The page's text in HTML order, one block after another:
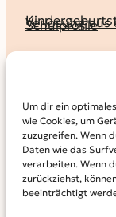
Um dir ein
wie Cookies, um
zuzugreifen. Wenn
Daten wie das
verarbeiten. Wenn
zurückziehst,
beeinträchtigt
Verlosung aus
Schulprofile
MAGAZIN
KidS-
Abonnement
Archiv
INFO